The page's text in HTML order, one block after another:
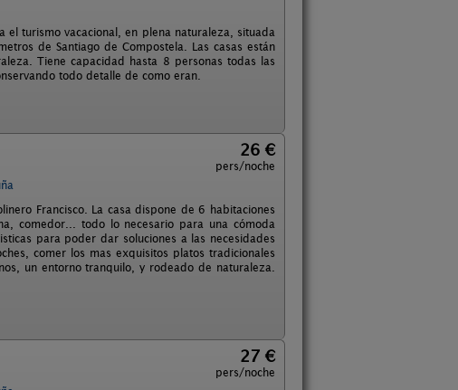
turismo vacacional, en plena naturaleza, situada
de Santiago de Compostela. Las casas están
Tiene capacidad hasta 8 personas todas las
todo detalle de como eran.
26 €
pers/noche
Francisco. La casa dispone de 6 habitaciones
comedor... todo lo necesario para una cómoda
para poder dar soluciones a las necesidades
comer los mas exquisitos platos tradicionales
un entorno tranquilo, y rodeado de naturaleza.
27 €
pers/noche